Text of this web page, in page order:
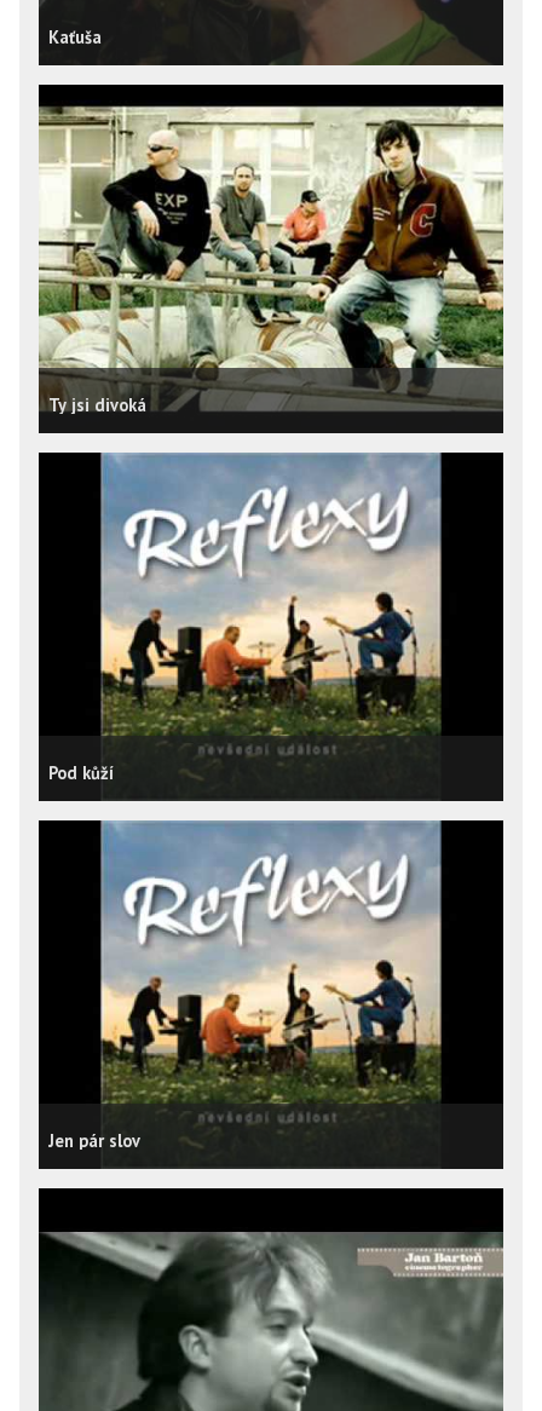
Kaťuša
Ty jsi divoká
Pod kůží
Jen pár slov